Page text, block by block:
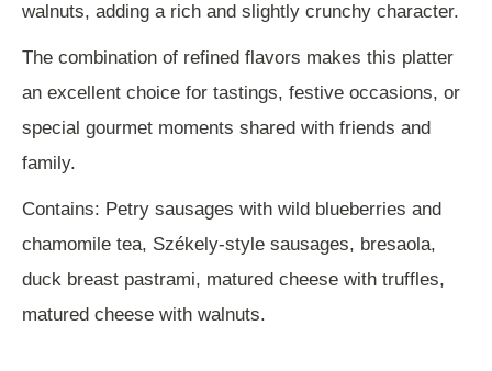
walnuts, adding a rich and slightly crunchy character.
The combination of refined flavors makes this platter
an excellent choice for tastings, festive occasions, or
special gourmet moments shared with friends and
family.
Contains: Petry sausages with wild blueberries and
chamomile tea, Székely-style sausages, bresaola,
duck breast pastrami, matured cheese with truffles,
matured cheese with walnuts.